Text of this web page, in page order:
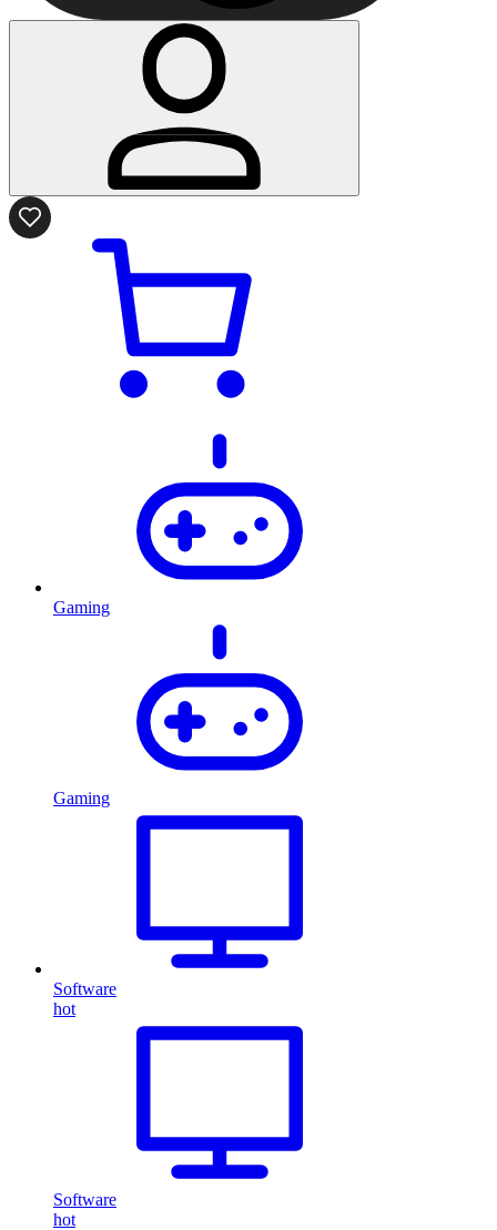
Gaming
Gaming
Software
hot
Software
hot